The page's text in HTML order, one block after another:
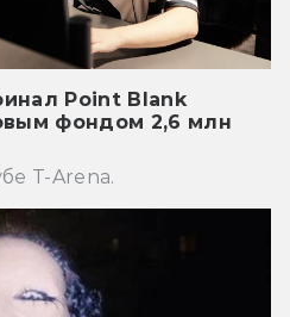
Point Blank
фондом 2,6 млн
T-Arena.